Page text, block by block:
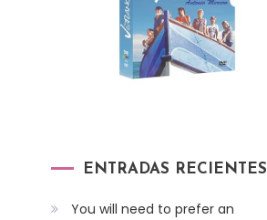
ENTRADAS RECIENTES
You will need to prefer an